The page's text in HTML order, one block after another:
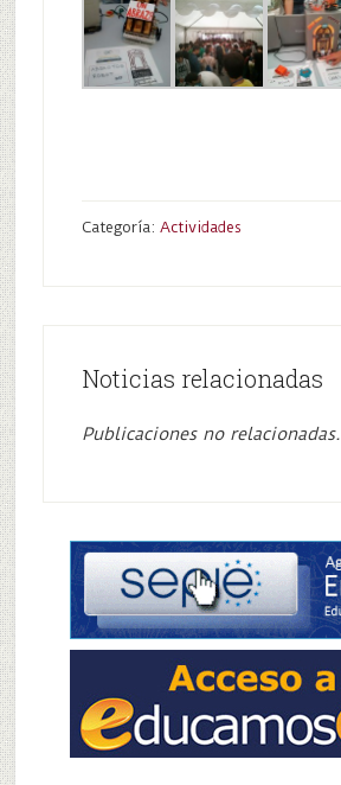
Categoría: Actividades
Noticias relacionadas
Publicaciones no relacionadas.